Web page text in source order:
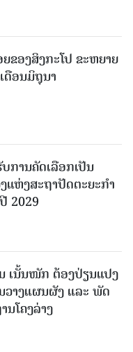
ຂອງສິງກະໂປ ຂະຫຍາຍ
ດືອນມິຖຸນາ
ການຄັດເລືອກເປັນ
ແຫ່ງສະຖາປັດຕະຍະກຳ
2029
ເນັ້ນໜັກ ຕ້ອງ​ປ່ຽນ​ແປງ​
ວາງ​ແຜນ​ຜັງ ແລະ ​ພັດ​
ໂຄງ​ລ່າງ